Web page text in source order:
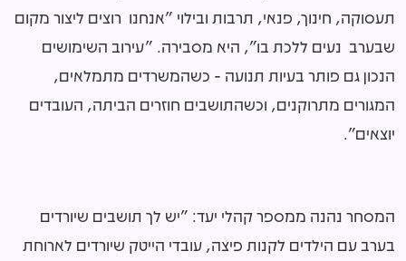
תעסוקה, חינוך, פנאי, תרבות ובילוי "אנחנו רוצים ליצור מקום
שבערב נעים ללכת בו", היא מסבירה. "עירוב השימושים
הנכון גם פותר בעיות תנועה - כשהמשרדים מתמלאים,
המגורים מתרוקנים, וכשהתושבים חוזרים הביתה, העובדים
יוצאים".
המסחר נהנה ממספר קהלי יעד: "יש לך תושבים שיורדים
בערב עם הילדים לקנות פיצה, עובדי הייטק שיורדים לארוחת